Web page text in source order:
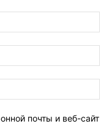
почты и веб-сайт